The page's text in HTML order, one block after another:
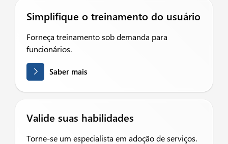
Simplifique o treinamento do usuário
Forneça treinamento sob demanda para
funcionários.
Saber mais
Valide suas habilidades
Torne-se um especialista em adoção de serviços.